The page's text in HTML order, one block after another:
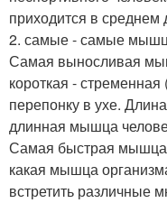
приходится в среднем
2. самые - самые
Самая выносливая
короткая -
перепонку в ухе.
длинная мышца
Самая быстрая мышца
какая мышца
встретить различные